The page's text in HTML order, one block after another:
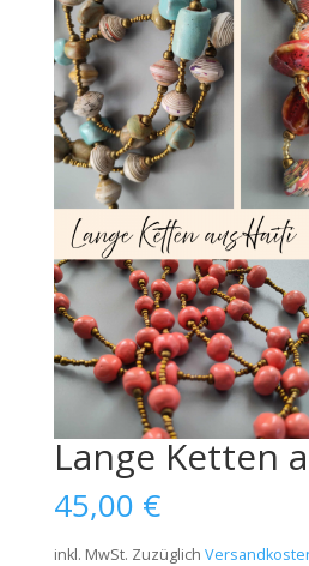
Lange Ketten
45,00 €
inkl. MwSt. Zuzüglich